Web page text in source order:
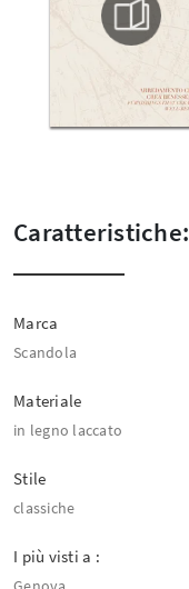
Caratteristiche:
Marca
Scandola
Materiale
in legno laccato
Stile
classiche
I più visti a :